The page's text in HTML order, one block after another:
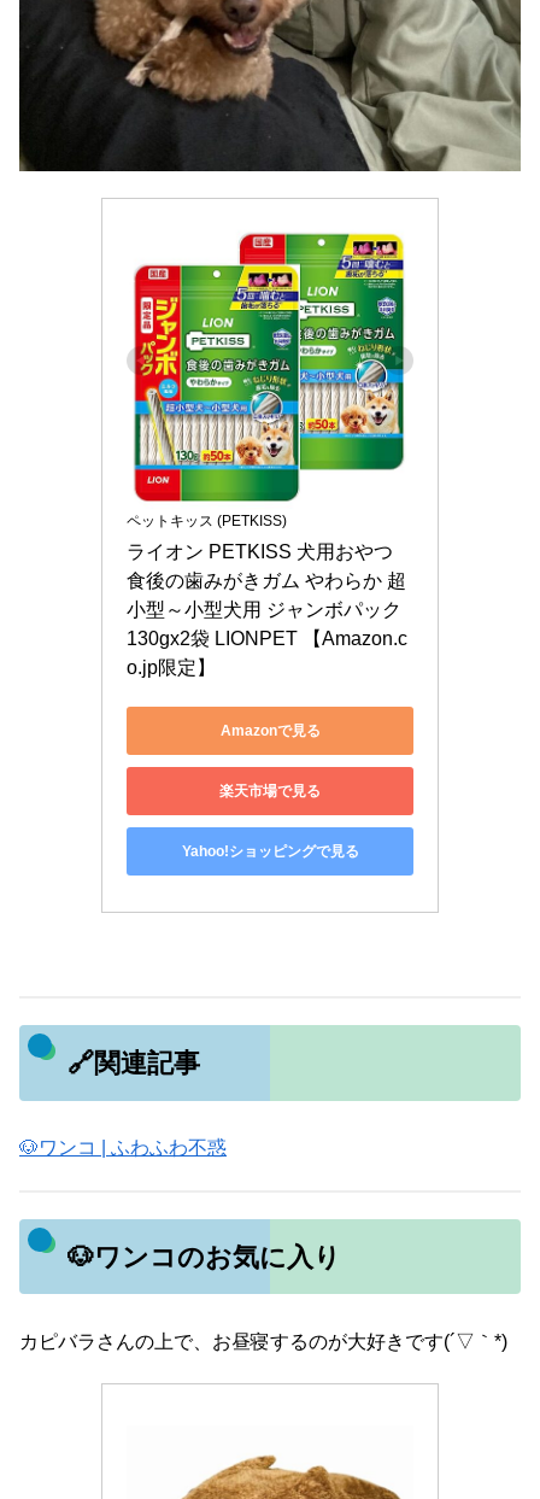
ペットキッス (PETKISS)
ライオン PETKISS 犬用おやつ
食後の歯みがきガム やわらか 超
小型～小型犬用 ジャンボパック
130gx2袋 LIONPET 【Amazon.c
o.jp限定】
Amazonで見る
楽天市場で見る
Yahoo!ショッピングで見る
🔗関連記事
🐶ワンコ | ふわふわ不惑
🐶ワンコのお気に入り
カピバラさんの上で、お昼寝するのが大好きです(´▽｀*)